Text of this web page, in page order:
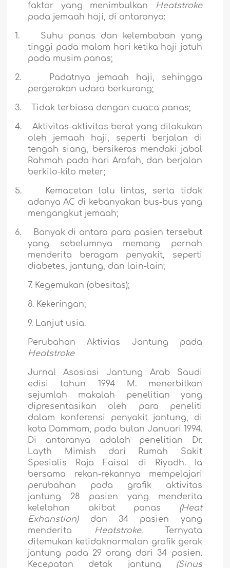
faktor yang menimbulkan
Heatstroke
pada jemaah haji, di antaranya:
1.
Suhu panas dan kelembaban yang
tinggi pada malam hari ketika haji jatuh
pada musim panas;
2.
Padatnya jemaah haji, sehingga
pergerakan udara berkurang;
3. Tidak terbiasa dengan cuaca panas;
4.
Aktivitas-aktivitas berat yang dilakukan
oleh jemaah haji, seperti berjalan di
tengah siang, bersikeras mendaki jabal
Rahmah pada hari Arafah, dan berjalan
berkilo-kilo meter;
5.
Kemacetan lalu lintas, serta tidak
adanya AC di kebanyakan bus-bus yang
mengangkut jemaah;
6.
Banyak di antara para pasien tersebut
yang sebelumnya memang pernah
menderita beragam penyakit, seperti
diabetes, jantung, dan lain-lain;
7. Kegemukan (obesitas);
8. Kekeringan;
9. Lanjut usia.
Perubahan Aktivias Jantung pada
Heatstroke
Jurnal Asosiasi Jantung Arab Saudi
edisi tahun 1994 M. menerbitkan
sejumlah makalah penelitian yang
dipresentasikan oleh para peneliti
dalam konferensi penyakit jantung, di
kota Dammam, pada bulan Januari 1994.
Di antaranya adalah penelitian Dr.
Layth Mimish
dari Rumah Sakit
Spesialis Raja Faisal di Riyadh. Ia
bersama rekan-rekannya mempelajari
perubahan pada grafik aktivitas
jantung 28 pasien yang menderita
kelelahan akibat panas (Heat
Exhanstion)
dan 34 pasien yang
menderita
Heatstroke. Ternyata
ditemukan ketidaknormalan grafik gerak
jantung pada 29 orang dari 34 pasien.
Kecepatan detak jantung (Sinus